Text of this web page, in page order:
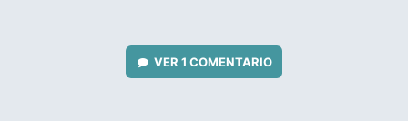
VER 1 COMENTARIO